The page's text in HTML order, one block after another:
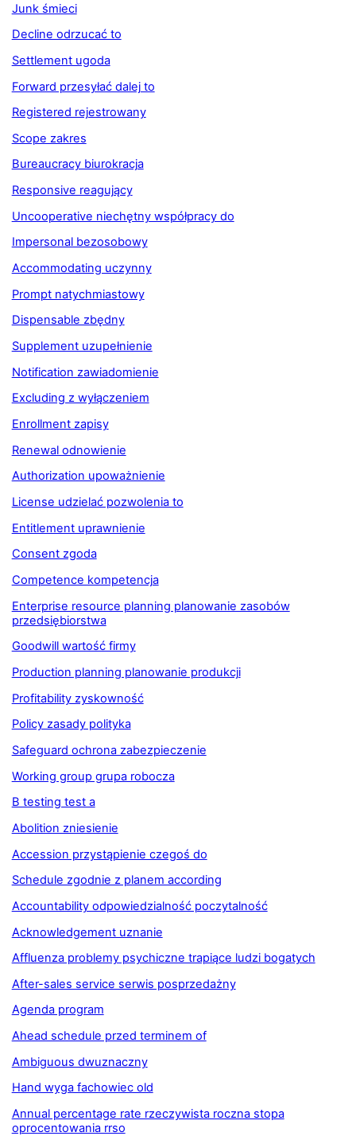
Junk śmieci
Decline odrzucać to
Settlement ugoda
Forward przesyłać dalej to
Registered rejestrowany
Scope zakres
Bureaucracy biurokracja
Responsive reagujący
Uncooperative niechętny współpracy do
Impersonal bezosobowy
Accommodating uczynny
Prompt natychmiastowy
Dispensable zbędny
Supplement uzupełnienie
Notification zawiadomienie
Excluding z wyłączeniem
Enrollment zapisy
Renewal odnowienie
Authorization upoważnienie
License udzielać pozwolenia to
Entitlement uprawnienie
Consent zgoda
Competence kompetencja
Enterprise resource planning planowanie zasobów
przedsiębiorstwa
Goodwill wartość firmy
Production planning planowanie produkcji
Profitability zyskowność
Policy zasady polityka
Safeguard ochrona zabezpieczenie
Working group grupa robocza
B testing test a
Abolition zniesienie
Accession przystąpienie czegoś do
Schedule zgodnie z planem according
Accountability odpowiedzialność poczytalność
Acknowledgement uznanie
Affluenza problemy psychiczne trapiące ludzi bogatych
After-sales service serwis posprzedażny
Agenda program
Ahead schedule przed terminem of
Ambiguous dwuznaczny
Hand wyga fachowiec old
Annual percentage rate rzeczywista roczna stopa
oprocentowania rrso